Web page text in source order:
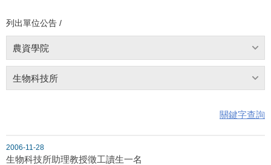
列出單位公告 /
農資學院
生物科技所
關鍵字查詢
2006-11-28
生物科技所助理教授徵工讀生一名